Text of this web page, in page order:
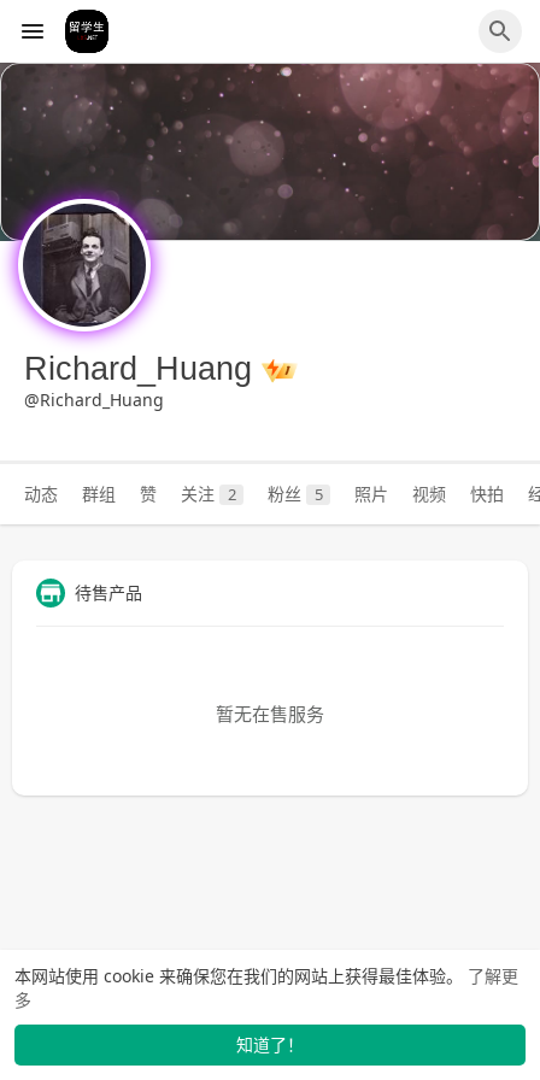
本网站使用 cookie 来确保您在我们的网站上获得最佳体验。 了解更
多
知道了！
Richard_Huang
@Richard_Huang
动态 群组 赞 关注 2 粉丝 5 照片 视频 快拍
待售产品
暂无在售服务
发布